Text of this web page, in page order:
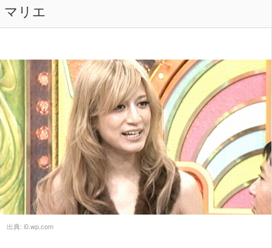
マリエ
出典: i0.wp.com